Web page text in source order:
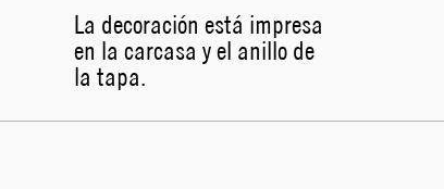
La decoración está impresa
en la carcasa y el anillo de
la tapa.